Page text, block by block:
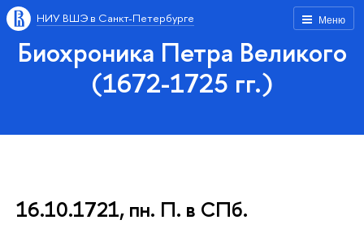
Меню
НИУ ВШЭ в Санкт-Петербурге
Биохроника Петра Великого
(1672-1725 гг.)
16.10.1721, пн. П. в СПб.